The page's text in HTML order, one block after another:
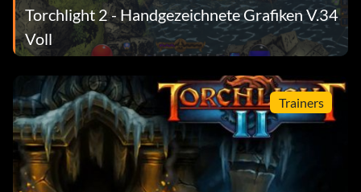
Torchlight 2 - Handgezeichnete Grafiken V.34
Voll
Trainers